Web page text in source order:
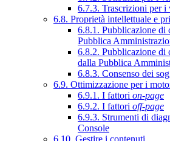
6.7.3. Trascrizioni per i
6.8. Proprietà intellettuale e
6.8.1. Pubblicazione di
Pubblica
6.8.2. Pubblicazione di
dalla Pubblica
6.8.3. Consenso dei
6.9. Ottimizzazione per i
6.9.1. I fattori on-page
6.9.2. I fattori off-page
6.9.3. Strumenti di
Console
6.10. Gestire i contenuti